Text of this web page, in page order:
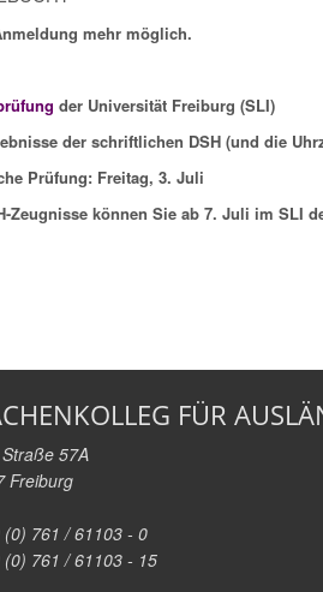
mehr möglich.
der Universität Freiburg (SLI)
der schriftlichen DSH (und die
Prüfung: Freitag, 3. Juli
Zeugnisse können Sie ab 7. Juli im SLI
FÜR
57A
Freiburg
(0) 761 / 61103 - 0
(0) 761 / 61103 - 15